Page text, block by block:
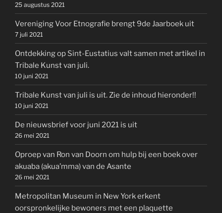
25 augustus 2021
Vereniging Voor Etnografie brengt 9de Jaarboek uit
7 juli 2021
Ontdekking op Sint-Eustatius valt samen met artikel in
Tribale Kunst van juli.
10 juni 2021
Tribale Kunst van juli is uit. Zie de inhoud hieronder!!
10 juni 2021
De nieuwsbrief voor juni 2021 is uit
26 mei 2021
Oproep van Ron van Doorn om hulp bij een boek over
akuaba (akua’mma) van de Asante
26 mei 2021
Metropolitan Museum in New York erkent
oorspronkelijke bewoners met een plaquette